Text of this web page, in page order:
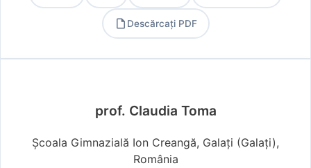
Descărcați PDF
prof. Claudia Toma
Școala Gimnazială Ion Creangă, Galați (Galaţi),
România